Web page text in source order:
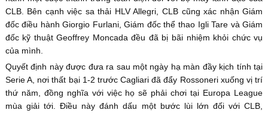
CLB. Bên cạnh việc sa thải HLV Allegri, CLB cũng xác nhận Giám
đốc điều hành Giorgio Furlani, Giám đốc thể thao Igli Tare và Giám
đốc kỹ thuật Geoffrey Moncada đều đã bị bãi nhiệm khỏi chức vụ
của mình.
Quyết định này được đưa ra sau một ngày hạ màn đầy kịch tính tại
Serie A, nơi thất bại 1-2 trước Cagliari đã đẩy Rossoneri xuống vị trí
thứ năm, đồng nghĩa với việc họ sẽ phải chơi tại Europa League
mùa giải tới. Điều này đánh dấu một bước lùi lớn đối với CLB,